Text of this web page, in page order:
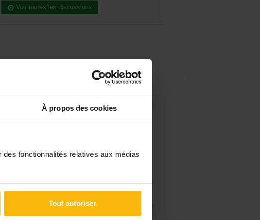
À propos des cookies
fonctionnalités relatives aux médias
Tout autoriser
Voir toutes les discussions